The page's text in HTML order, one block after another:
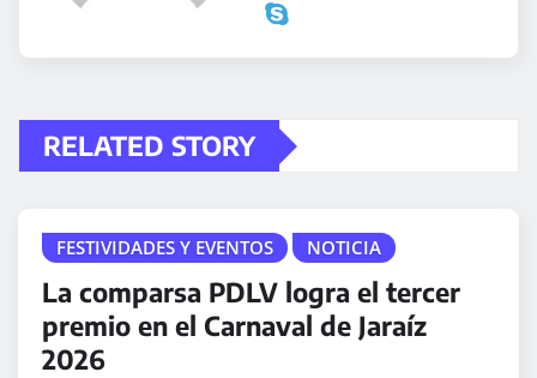
RELATED STORY
FESTIVIDADES Y EVENTOS NOTICIA
La comparsa PDLV logra el tercer
premio en el Carnaval de Jaraíz
2026